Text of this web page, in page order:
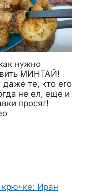
нужно
МИНТАЙ!
даже те, кто его
не ел, еще и
просят!
Иран